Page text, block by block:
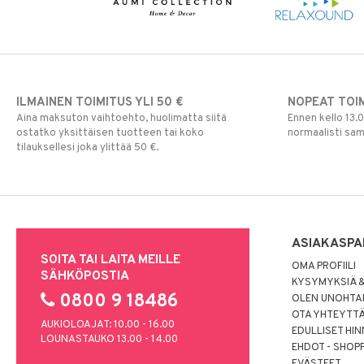
ILMAINEN TOIMITUS YLI 50 €
Aina maksuton vaihtoehto, huolimatta siitä
ostatko yksittäisen tuotteen tai koko
tilauksellesi joka ylittää 50 €.
NOPEAT
Ennen kello
normaalisti
SOITA TAI LAITA MEILLE
SÄHKÖPOSTIA
0800 9 18486
AUKIOLOAJAT: 10.00 - 16.00
LOUNASTAUKO 13.00 - 14.00
OMA PROFIILI
KYSYMYKSIÄ
OLEN
OTA
EDULLISET
EHDOT -